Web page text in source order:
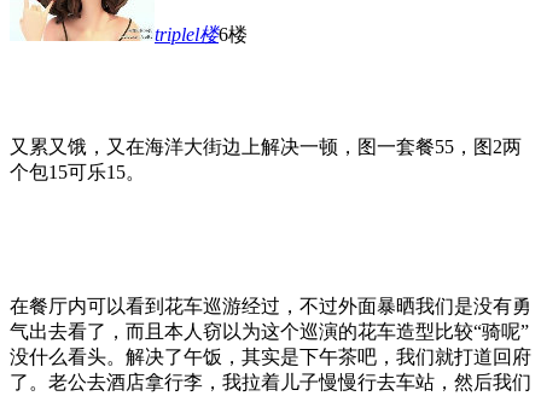
triplel楼6楼
又累又饿，又在海洋大街边上解决一顿，图一套餐55，图2两
个包15可乐15。
在餐厅内可以看到花车巡游经过，不过外面暴晒我们是没有勇
气出去看了，而且本人窃以为这个巡演的花车造型比较“骑呢”
没什么看头。解决了午饭，其实是下午茶吧，我们就打道回府
了。老公去酒店拿行李，我拉着儿子慢慢行去车站，然后我们